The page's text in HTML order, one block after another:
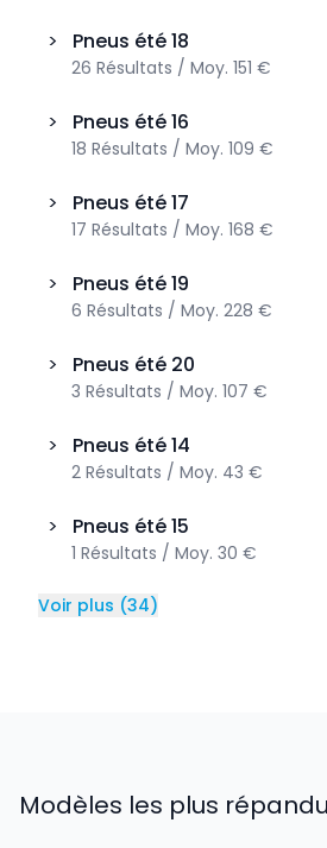
> Pneus été18
26 Résultats / Moy. 151 €
> Pneus été16
18 Résultats / Moy. 109 €
> Pneus été17
17 Résultats / Moy. 168 €
> Pneus été19
6 Résultats / Moy. 228 €
> Pneus été 20
3 Résultats / Moy. 107 €
> Pneus été14
2 Résultats / Moy. 43 €
> Pneus été15
1 Résultats / Moy. 30 €
Voir plus (34)
Modèles les plus